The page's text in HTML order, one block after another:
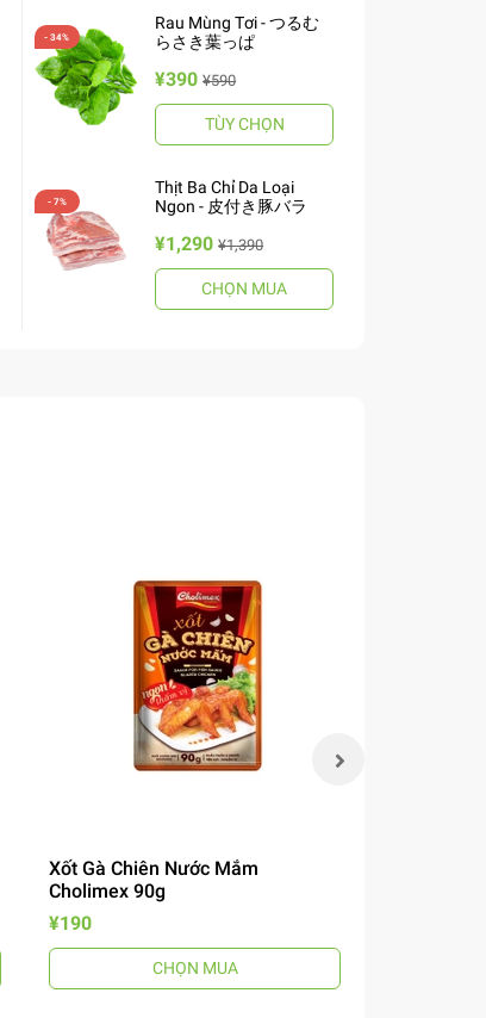
Rau Mùng Tơi - つるむ
らさき葉っぱ
¥390 ¥590
TÙY CHỌN
Thịt Ba Chỉ Da Loại
Ngon - 皮付き豚バラ
¥1,290 ¥1,390
CHỌN MUA
Xốt Gà Chiên Nước Mắm
Cholimex 90g
¥190
CHỌN MUA